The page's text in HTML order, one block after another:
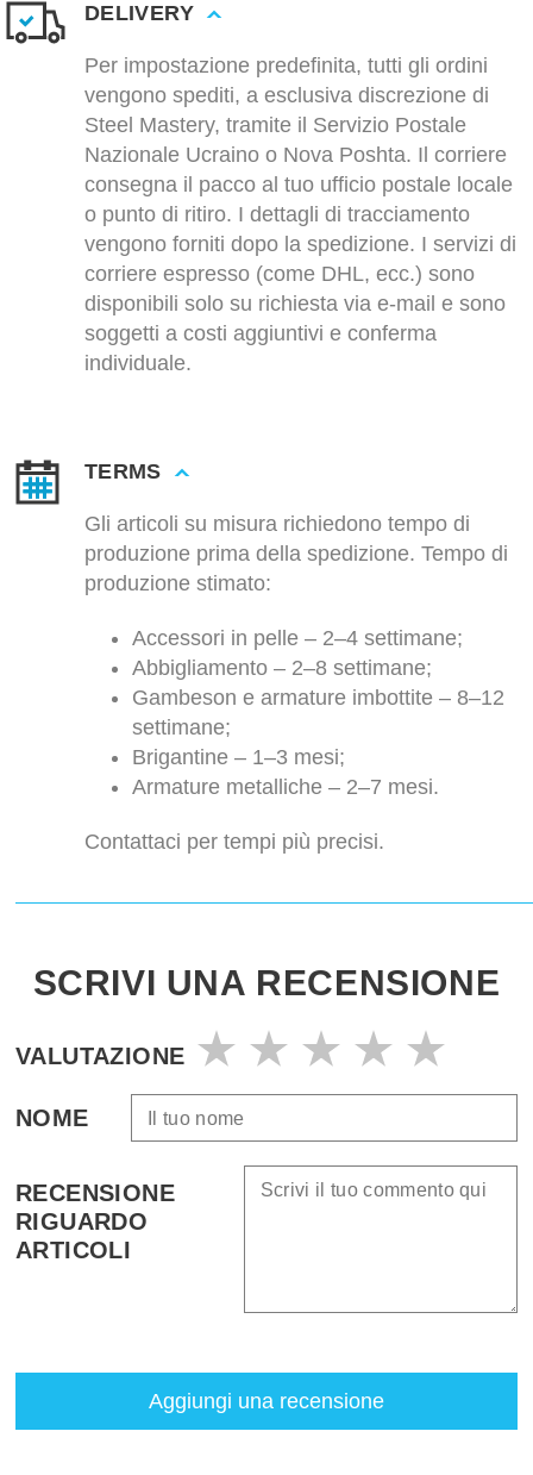
DELIVERY
Per impostazione predefinita, tutti gli ordini
vengono spediti, a esclusiva discrezione di
Steel Mastery, tramite il Servizio Postale
Nazionale Ucraino o Nova Poshta. Il corriere
consegna il pacco al tuo ufficio postale locale
o punto di ritiro. I dettagli di tracciamento
vengono forniti dopo la spedizione. I servizi di
corriere espresso (come DHL, ecc.) sono
disponibili solo su richiesta via e-mail e sono
soggetti a costi aggiuntivi e conferma
individuale.
TERMS
Gli articoli su misura richiedono tempo di
produzione prima della spedizione. Tempo di
produzione stimato:
Accessori in pelle – 2–4 settimane;
Abbigliamento – 2–8 settimane;
Gambeson e armature imbottite – 8–12
settimane;
Brigantine – 1–3 mesi;
Armature metalliche – 2–7 mesi.
Contattaci per tempi più precisi.
SCRIVI UNA RECENSIONE
VALUTAZIONE
NOME
RECENSIONE
RIGUARDO
ARTICOLI
Aggiungi una recensione